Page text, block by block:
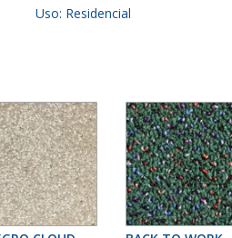
Uso: Residencial